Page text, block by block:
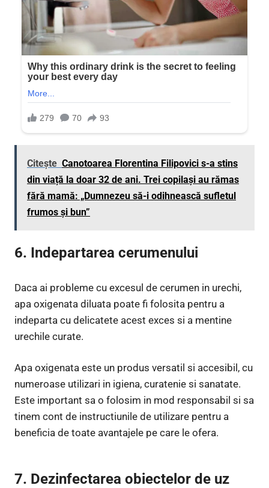
Citește Canotoarea Florentina Filipovici s-a stins
din viață la doar 32 de ani. Trei copilași au rămas
fără mamă: „Dumnezeu să-i odihnească sufletul
frumos și bun”
6. Indepartarea cerumenului
Daca ai probleme cu excesul de cerumen in urechi,
apa oxigenata diluata poate fi folosita pentru a
indeparta cu delicatete acest exces si a mentine
urechile curate.
Apa oxigenata este un produs versatil si accesibil, cu
numeroase utilizari in igiena, curatenie si sanatate.
Este important sa o folosim in mod responsabil si sa
tinem cont de instructiunile de utilizare pentru a
beneficia de toate avantajele pe care le ofera.
7. Dezinfectarea obiectelor de uz